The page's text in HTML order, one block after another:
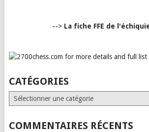
--> La fiche FFE de
CATÉGORIES
Catégories
COMMENTAIRES RÉCENTS